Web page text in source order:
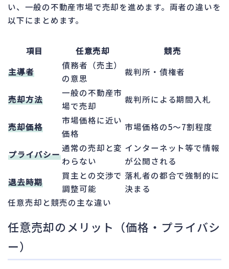
い、一般の不動産市場で売却を進めます。両者の違いを
以下にまとめます。
項目 任意売却
競売
主導者
債務者（売主）
の意思
裁判所・債権者
売却方法
一般の不動産市
場で売却
裁判所による期間入札
売却価格
市場価格に近い
価格
市場価格の5～7割程度
プライバシー
通常の売却と変
わらない
インターネット等で情報
が公開される
退去時期
買主との交渉で
調整可能
落札者の都合で強制的に
決まる
任意売却と競売の主な違い
任意売却のメリット（価格・プライバシ
ー）